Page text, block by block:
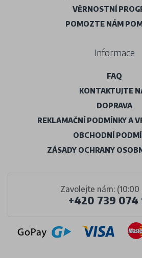
Zavolejte nám: (10:00
+420 739 074
VĚRNOSTNÍ
POMOZTE NÁM
Informace
FAQ
KONTAKTUJTE
DOPRAVA
REKLAMAČNÍ PODMÍNKY A
OBCHODNÍ
ZÁSADY OCHRANY